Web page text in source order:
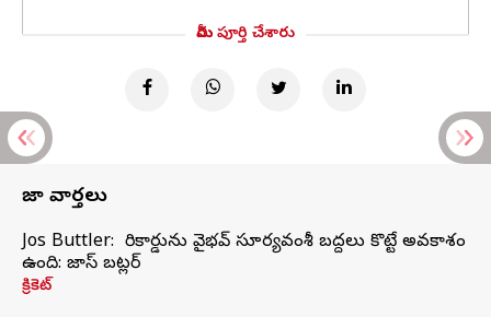
మీరు పూర్తి చేశారు
తాజా వార్తలు
Jos Buttler: నా రికార్డును వైభవ్ సూర్యవంశీ బద్దలు కొట్టే అవకాశం
ఉంది: జాస్ బట్లర్
క్రికెట్